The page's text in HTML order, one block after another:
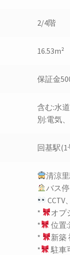
2/4階
16.53m²
保証金
含む:水
別:電気
回基駅
清涼
バス
*
オプ
*
位置
*
新築
*
駐車